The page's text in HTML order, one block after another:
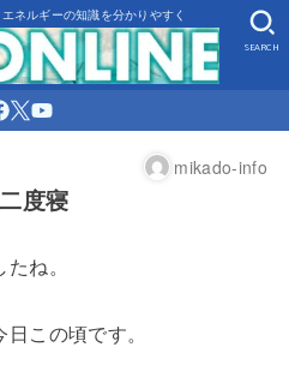
ネルギーの知識を分かりやすく
SEARCH
mikado-info
度寝
ね。
この頃です。